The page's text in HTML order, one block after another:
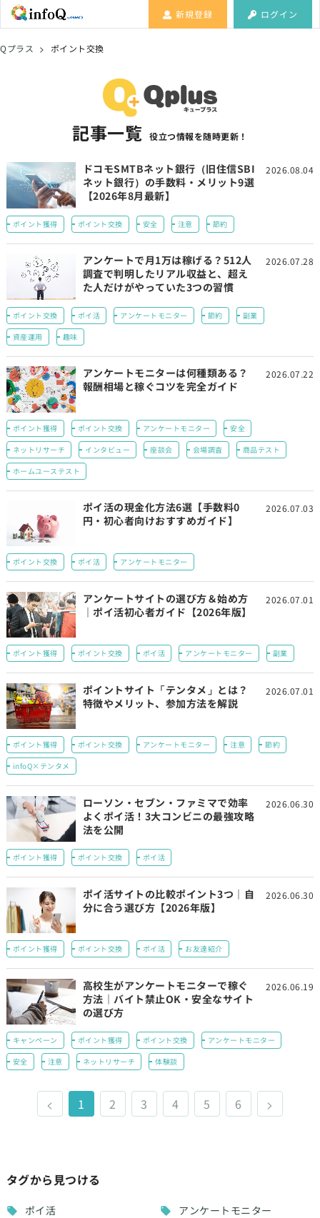
新規登録 ログイン
Qプラス > ポイント交換
記事一覧 役立つ情報を随時更新！
ドコモSMTBネット銀行（旧住信SBI
ネット銀行）の手数料・メリット9選
【2026年8月最新】
2026.08.04
ポイント獲得 ポイント交換 安全 注意 節約
アンケートで月1万は稼げる？512人
調査で判明したリアル収益と、超え
た人だけがやっていた3つの習慣
2026.07.28
ポイント交換 ポイ活 アンケートモニター 節約
副業
資産運用
趣味
アンケートモニターは何種類ある？
報酬相場と稼ぐコツを完全ガイド
2026.07.22
ポイント獲得 ポイント交換 アンケートモニター
安全
ネットリサーチ
インタビュー 座談会 会場調査
商品テスト
ホームユーステスト
ポイ活の現金化方法6選【手数料0
円・初心者向けおすすめガイド】
2026.07.03
ポイント交換 ポイ活 アンケートモニター
アンケートサイトの選び方＆始め方
｜ポイ活初心者ガイド【2026年版】
2026.07.01
ポイント獲得 ポイント交換 ポイ活 アンケートモニター 副業
ポイントサイト「テンタメ」とは？
特徴やメリット、参加方法を解説
2026.07.01
ポイント獲得 ポイント交換 アンケートモニター 注意
節約
infoQ×テンタメ
ローソン・セブン・ファミマで効率
よくポイ活！3大コンビニの最強攻略
法を公開
2026.06.30
ポイント獲得 ポイント交換 ポイ活
ポイ活サイトの比較ポイント3つ｜自
分に合う選び方【2026年版】
2026.06.30
ポイント獲得 ポイント交換 ポイ活 お友達紹介
高校生がアンケートモニターで稼ぐ
方法｜バイト禁止OK・安全なサイト
の選び方
2026.06.19
キャンペーン ポイント獲得 ポイント交換
アンケートモニター
安全
注意 ネットリサーチ 体験談
< 1 2 3 4 5 6 >
タグから見つける
ポイ活
アンケートモニター